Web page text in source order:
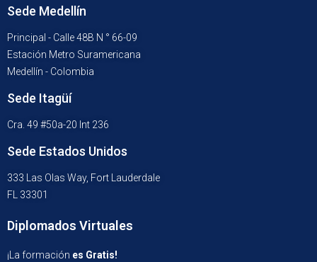
Sede Medellín
Principal - Calle 48B N ° 66-09
Estación Metro Suramericana
Medellín - Colombia
Sede Itagüí
Cra. 49 #50a-20 Int 236
Sede Estados Unidos
333 Las Olas Way, Fort Lauderdale
FL 33301
Diplomados Virtuales
¡La formación es Gratis!